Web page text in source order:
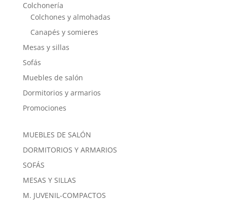
Colchonería
Colchones y almohadas
Canapés y somieres
Mesas y sillas
Sofás
Muebles de salón
Dormitorios y armarios
Promociones
MUEBLES DE SALÓN
DORMITORIOS Y ARMARIOS
SOFÁS
MESAS Y SILLAS
M. JUVENIL-COMPACTOS